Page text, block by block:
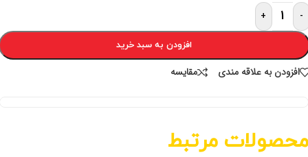
-
+
افزودن به سبد خرید
افزودن به علاقه مندی مقايسه
مرتبط